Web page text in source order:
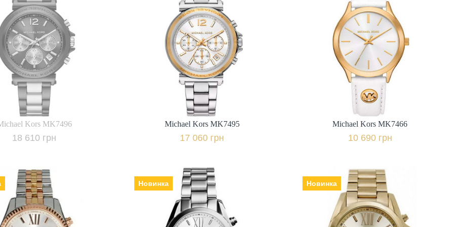
Michael Kors MK7496
США, Механізм:
мінеральне,
| браслет: сталь,
Гарантія: 24 міс.,
18 610 грн.
+ порівняти
про наявність
Kors MK7496
18 610 грн
Michael Kors MK7495
Виробник: США, Механізм:
кварцеві, Скло: мінеральне,
Ремінець | браслет: сталь,
Гарантія: 24 міс.,
17 060 грн.
+ порівняти
Michael Kors MK7495
17 060 грн
Michael Kors MK7466
Виробник: США, Механізм:
кварцеві, Скло: мінеральне,
Ремінець | браслет: шкіра,
Гарантія: 24 міс.,
10 690 грн.
+ порівняти
Michael Kors MK7466
10 690 грн
Michael Kors MK5735
США, Механізм:
мінеральне,
Новинка
Michael Kors MK6174
Виробник: США, Механізм:
кварцеві, Скло: мінеральне,
Новинка
Michael Kors MK5605
Виробник: США, Механізм:
кварцеві, Скло: мінеральне,